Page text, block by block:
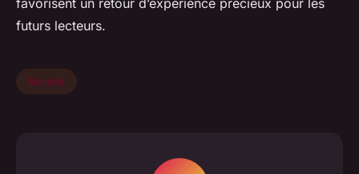
futurs lecteurs.
Société